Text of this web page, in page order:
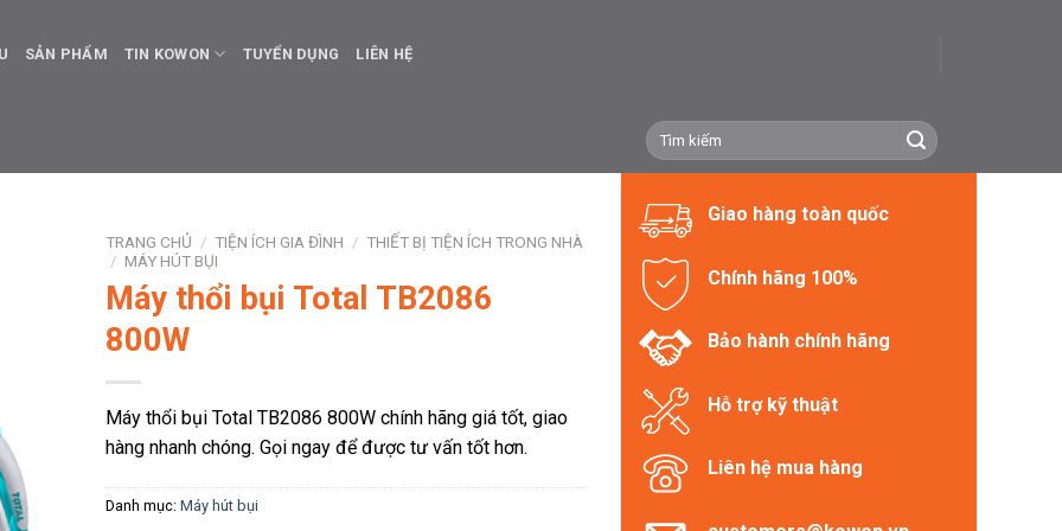
SẢN PHẨM TIN KOWON TUYỂN DỤNG LIÊN HỆ
Tìm
kiếm:
Giao hàng toàn quốc
Chính hãng 100%
Bảo hành chính hãng
Hỗ trợ kỹ thuật
Liên hệ mua hàng
TRANG CHỦ / TIỆN ÍCH GIA ĐÌNH / THIẾT BỊ TIỆN ÍCH TRONG NHÀ
/ MÁY HÚT BỤI
Máy thổi bụi Total TB2086
800W
Máy thổi bụi Total TB2086 800W chính hãng giá tốt, giao
hàng nhanh chóng. Gọi ngay để được tư vấn tốt hơn.
Danh mục: Máy hút bụi